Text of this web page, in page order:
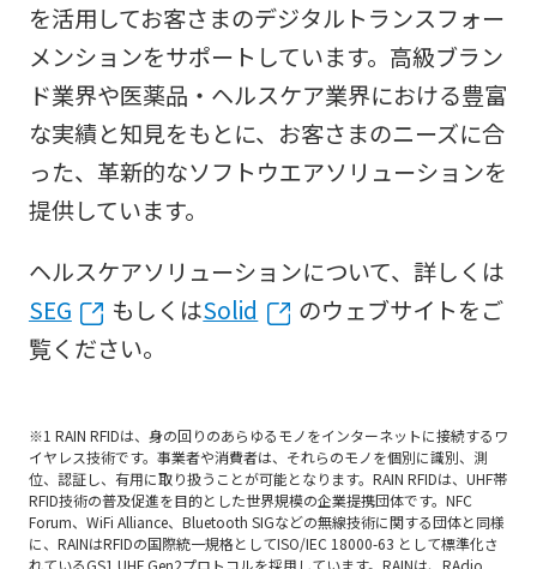
を活用してお客さまのデジタルトランスフォー
メンションをサポートしています。高級ブラン
ド業界や医薬品・ヘルスケア業界における豊富
な実績と知見をもとに、お客さまのニーズに合
った、革新的なソフトウエアソリューションを
提供しています。
ヘルスケアソリューションについて、詳しくは
SEG
もしくはSolid
のウェブサイトをご
覧ください。
※1 RAIN RFIDは、身の回りのあらゆるモノをインターネットに接続するワ
イヤレス技術です。事業者や消費者は、それらのモノを個別に識別、測
位、認証し、有用に取り扱うことが可能となります。RAIN RFIDは、UHF帯
RFID技術の普及促進を目的とした世界規模の企業提携団体です。NFC
Forum、WiFi Alliance、Bluetooth SIGなどの無線技術に関する団体と同様
に、RAINはRFIDの国際統一規格としてISO/IEC 18000-63 として標準化さ
れているGS1 UHF Gen2プロトコルを採用しています。RAINは、RAdio